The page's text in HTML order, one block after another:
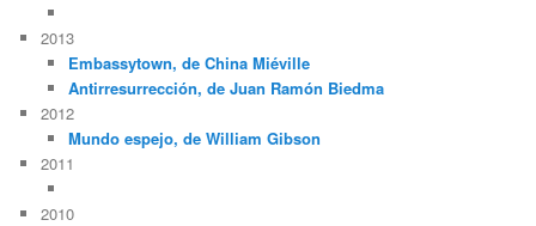
2013
Embassytown, de China Miéville
Antirresurrección, de Juan Ramón Biedma
2012
Mundo espejo, de William Gibson
2011
2010